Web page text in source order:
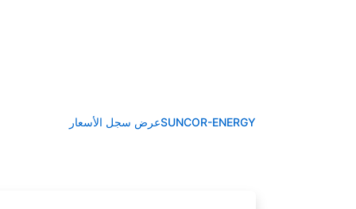
SUNCOR-ENERGYعرض سجل الأسعار